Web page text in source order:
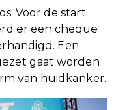
Voor de start
er een cheque
Een
gaat worden
van huidkanker.